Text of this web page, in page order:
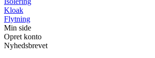
Kloak
Flytning
Min side
Opret konto
Nyhedsbrevet